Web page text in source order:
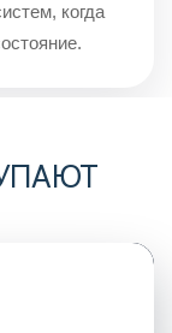
когда